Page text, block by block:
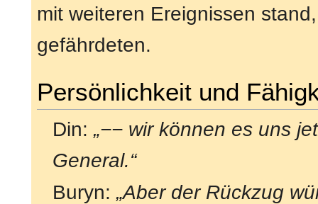
mit weiteren Ereignissen
gefährdeten.
Persönlichkeit und
Din:„−− wir können es uns
General.“
Buryn:„Aber der Rückzug